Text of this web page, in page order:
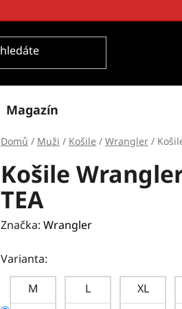
Magazín
Domů / Muži / Košile / Wrangler /
Košile Wrangler
TEA
Značka: Wrangler
Varianta:
M
L XL